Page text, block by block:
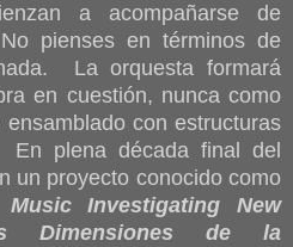
a acompañarse de
pienses en términos de
La orquesta formará
en cuestión, nunca como
con estructuras
plena década final del
un proyecto conocido como
Music Investigating New
Dimensiones de la